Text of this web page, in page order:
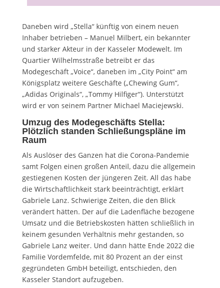
Daneben wird „Stella“ künftig von einem neuen
Inhaber betrieben – Manuel Milbert, ein bekannter
und starker Akteur in der Kasseler Modewelt. Im
Quartier Wilhelmsstraße betreibt er das
Modegeschäft „Voice“, daneben im „City Point“ am
Königsplatz weitere Geschäfte („Chewing Gum“,
„Adidas Originals“, „Tommy Hilfiger“). Unterstützt
wird er von seinem Partner Michael Maciejewski.
Umzug des Modegeschäfts Stella:
Plötzlich standen Schließungspläne im
Raum
Als Auslöser des Ganzen hat die Corona-Pandemie
samt Folgen einen großen Anteil, dazu die allgemein
gestiegenen Kosten der jüngeren Zeit. All das habe
die Wirtschaftlichkeit stark beeinträchtigt, erklärt
Gabriele Lanz. Schwierige Zeiten, die den Blick
verändert hätten. Der auf die Ladenfläche bezogene
Umsatz und die Betriebskosten hätten schließlich in
keinem gesunden Verhältnis mehr gestanden, so
Gabriele Lanz weiter. Und dann hätte Ende 2022 die
Familie Vordemfelde, mit 80 Prozent an der einst
gegründeten GmbH beteiligt, entschieden, den
Kasseler Standort aufzugeben.